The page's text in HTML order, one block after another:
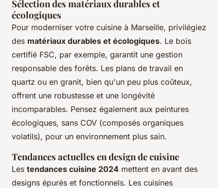
Sélection des matériaux durables et
écologiques
Pour moderniser votre cuisine à Marseille, privilégiez
des matériaux durables et écologiques. Le bois
certifié FSC, par exemple, garantit une gestion
responsable des forêts. Les plans de travail en
quartz ou en granit, bien qu'un peu plus coûteux,
offrent une robustesse et une longévité
incomparables. Pensez également aux peintures
écologiques, sans COV (composés organiques
volatils), pour un environnement plus sain.
Tendances actuelles en design de cuisine
Les tendances cuisine 2024 mettent en avant des
designs épurés et fonctionnels. Les cuisines